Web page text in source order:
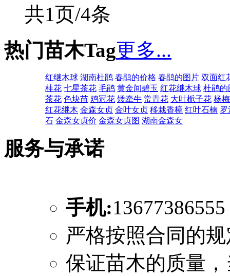
共1页/4条
热门苗木Tag更多...
红继木球 湖南杜鹃 春鹃的价格 春鹃的图片 双面红
桂花 七星茶花 毛鹃 黄金间碧玉 红花继木球 杜鹃的
茶花 色块苗 鸡冠花 矮牵牛 常青花 大叶栀子花 杨梅
红花继木 金森女贞 金叶女贞 移栽香樟 红叶石楠 罗
石 金森女贞价 金森女贞图 湖南金森女
服务与承诺
手机:
严格按照合同的
保证苗木的质量